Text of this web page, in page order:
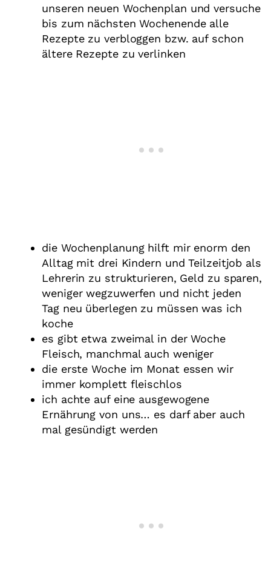
unseren neuen Wochenplan und versuche
bis zum nächsten Wochenende alle
Rezepte zu verbloggen bzw. auf schon
ältere Rezepte zu verlinken
die Wochenplanung hilft mir enorm den
Alltag mit drei Kindern und Teilzeitjob als
Lehrerin zu strukturieren, Geld zu sparen,
weniger wegzuwerfen und nicht jeden
Tag neu überlegen zu müssen was ich
koche
es gibt etwa zweimal in der Woche
Fleisch, manchmal auch weniger
die erste Woche im Monat essen wir
immer komplett fleischlos
ich achte auf eine ausgewogene
Ernährung von uns… es darf aber auch
mal gesündigt werden